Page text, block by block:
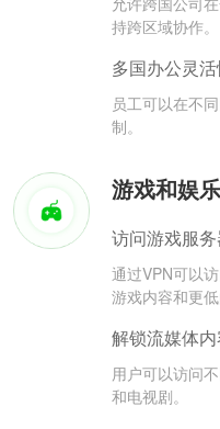
持跨区域协作。
多国办公灵
员工可以在不
制。
游戏和娱乐
访问游戏服
通过VPN可以
游戏内容和更低
解锁流媒体
用户可以访问
和电视剧。